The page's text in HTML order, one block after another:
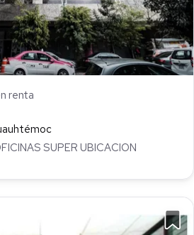
renta
SUPER UBICACION